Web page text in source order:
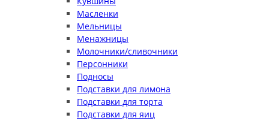
Масленки
Мельницы
Менажницы
Молочники/сливочники
Персонники
Подносы
Подставки для лимона
Подставки для торта
Подставки для яиц